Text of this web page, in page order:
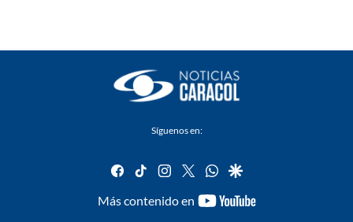
Síguenos en:
facebook
tiktok instagram
twitterwhatsapp
google
Más contenido en
youtube-